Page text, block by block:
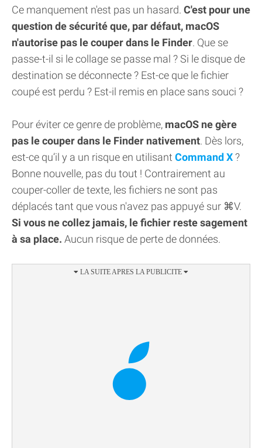
Ce manquement n'est pas un hasard. C'est pour une
question de sécurité que, par défaut, macOS
n'autorise pas le couper dans le Finder. Que se
passe-t-il si le collage se passe mal ? Si le disque de
destination se déconnecte ? Est-ce que le fichier
coupé est perdu ? Est-il remis en place sans souci ?
Pour éviter ce genre de problème, macOS ne gère
pas le couper dans le Finder nativement. Dès lors,
est-ce qu’il y a un risque en utilisant Command X?
Bonne nouvelle, pas du tout ! Contrairement au
couper-coller de texte, les fichiers ne sont pas
déplacés tant que vous n'avez pas appuyé sur ⌘V.
Si vous ne collez jamais, le fichier reste sagement
à sa place. Aucun risque de perte de données.